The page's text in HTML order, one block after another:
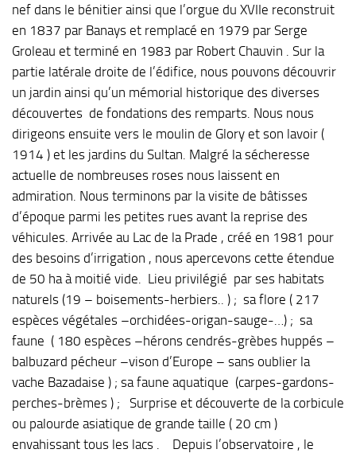
nef dans le bénitier ainsi que l’orgue du XVIIe reconstruit
en 1837 par Banays et remplacé en 1979 par Serge
Groleau et terminé en 1983 par Robert Chauvin . Sur la
partie latérale droite de l’édifice, nous pouvons découvrir
un jardin ainsi qu’un mémorial historique des diverses
découvertes de fondations des remparts. Nous nous
dirigeons ensuite vers le moulin de Glory et son lavoir (
1914 ) et les jardins du Sultan. Malgré la sécheresse
actuelle de nombreuses roses nous laissent en
admiration. Nous terminons par la visite de bâtisses
d’époque parmi les petites rues avant la reprise des
véhicules. Arrivée au Lac de la Prade , créé en 1981 pour
des besoins d’irrigation , nous apercevons cette étendue
de 50 ha à moitié vide. Lieu privilégié par ses habitats
naturels (19 – boisements-herbiers.. ) ; sa flore ( 217
espèces végétales –orchidées-origan-sauge-…) ; sa
faune ( 180 espèces –hérons cendrés-grèbes huppés –
balbuzard pécheur –vison d’Europe – sans oublier la
vache Bazadaise ) ; sa faune aquatique (carpes-gardons-
perches-brèmes ) ; Surprise et découverte de la corbicule
ou palourde asiatique de grande taille ( 20 cm )
envahissant tous les lacs . Depuis l’observatoire , le